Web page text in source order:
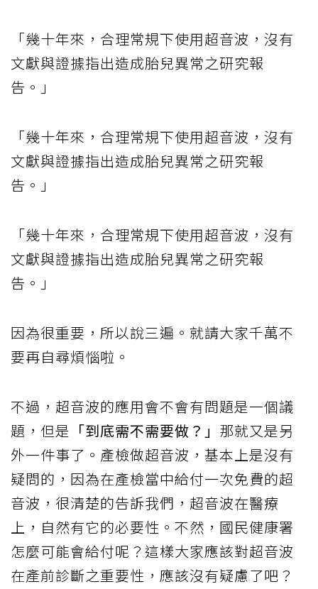
「幾十年來，合理常規下使用超音波，沒有
文獻與證據指出造成胎兒異常之研究報
告。」
「幾十年來，合理常規下使用超音波，沒有
文獻與證據指出造成胎兒異常之研究報
告。」
「幾十年來，合理常規下使用超音波，沒有
文獻與證據指出造成胎兒異常之研究報
告。」
因為很重要，所以說三遍。就請大家千萬不
要再自尋煩惱啦。
不過，超音波的應用會不會有問題是一個議
題，但是 「到底需不需要做？」 那就又是另
外一件事了。產檢做超音波，基本上是沒有
疑問的，因為在產檢當中給付一次免費的超
音波，很清楚的告訴我們，超音波在醫療
上，自然有它的必要性。不然，國民健康署
怎麼可能會給付呢？這樣大家應該對超音波
在產前診斷之重要性，應該沒有疑慮了吧？